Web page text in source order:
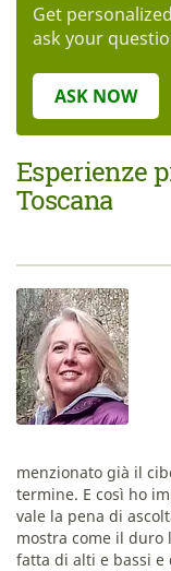
Get
ask your
ASK NOW
Esperienze
Toscana
menzionato già il
termine. E così ho
vale la pena di
mostra come il duro
fatta di alti e bassi